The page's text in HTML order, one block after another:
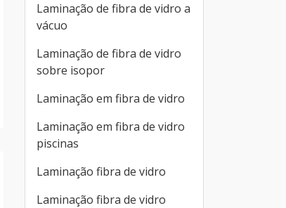
Laminação de fibra de vidro a
vácuo
Laminação de fibra de vidro
sobre isopor
Laminação em fibra de vidro
Laminação em fibra de vidro
piscinas
Laminação fibra de vidro
Laminação fibra de vidro